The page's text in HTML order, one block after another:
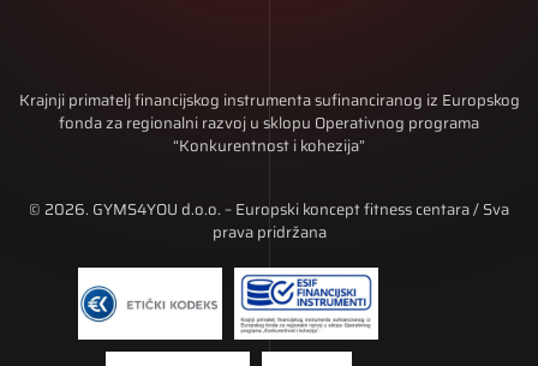
Krajnji primatelj financijskog instrumenta sufinanciranog iz Europskog
fonda za regionalni razvoj u sklopu Operativnog programa
“Konkurentnost i kohezija”
© 2026. GYMS4YOU d.o.o. – Europski koncept fitness centara / Sva
prava pridržana